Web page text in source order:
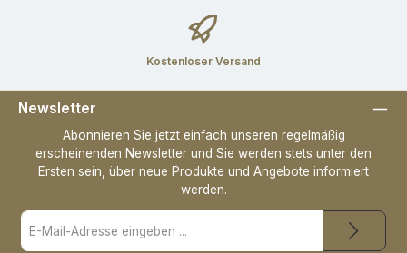
Kostenloser Versand
Newsletter
Abonnieren Sie jetzt einfach unseren regelmäßig
erscheinenden Newsletter und Sie werden stets unter den
Ersten sein, über neue Produkte und Angebote informiert
werden.
E-
Mail-
Adresse